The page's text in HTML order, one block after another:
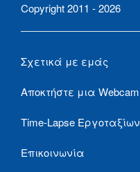
Copyright 2011 - 2026
Σχετικά με εμάς
Αποκτήστε μια Webcam
Time-Lapse Εργοταξίων
Επικοινωνία